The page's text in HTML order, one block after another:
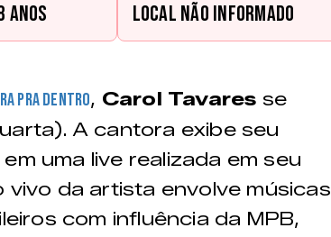
anos Local não informado
pra Dentro, Carol Tavares se
A cantora exibe seu
em uma live realizada em seu
vivo da artista envolve músicas
com influência da MPB,